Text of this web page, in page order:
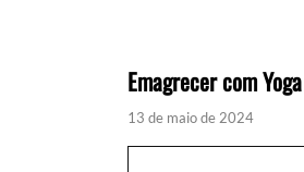
Emagrecer com
13 de maio de 2024